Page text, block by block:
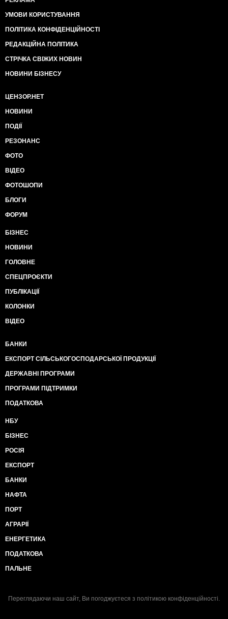
УМОВИ КОРИСТУВАННЯ
ПОЛІТИКА КОНФІДЕНЦІЙНОСТІ
РЕДАКЦІЙНА ПОЛІТИКА
СТРІЧКА СВІЖИХ НОВИН
НОВИНИ БІЗНЕСУ
ЦЕНЗОР.НЕТ
НОВИНИ
ПОДІЇ
РЕЗОНАНС
ФОТО
ВІДЕО
ФОТОШОПИ
БЛОГИ
ФОРУМ
БІЗНЕС
НОВИНИ
ГОЛОВНЕ
СПЕЦПРОЄКТИ
ПУБЛІКАЦІЇ
КОЛОНКИ
ВІДЕО
БАНКИ
ЕКСПОРТ СІЛЬСЬКОГОСПОДАРСЬКОЇ ПРОДУКЦІЇ
ДЕРЖАВНІ ПРОГРАМИ
ПРОГРАМИ ПІДТРИМКИ
ПОДАТКОВА
НБУ
БІЗНЕС
РОСІЯ
ЕКСПОРТ
БАНКИ
НАФТА
ПОРТ
АГРАРІЇ
ЕНЕРГЕТИКА
ПОДАТКОВА
ПАЛЬНЕ
Переглядаючи наш сайт, Ви погоджуєтеся з політикою конфіденційності.